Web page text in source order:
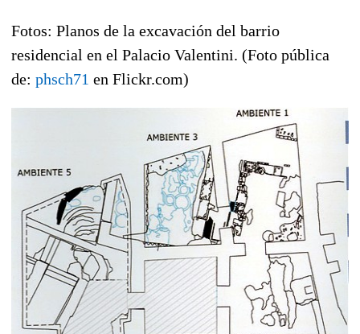
Fotos: Planos de la excavación del barrio
residencial en el Palacio Valentini. (Foto pública
de: phsch71 en Flickr.com)